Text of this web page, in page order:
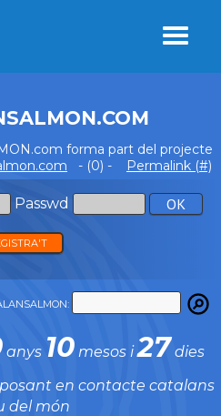
forma part del projecte
- (0) - Permalink (#)
Passwd
anys 10 mesos i27 dies
posant en contacte catalans
del món